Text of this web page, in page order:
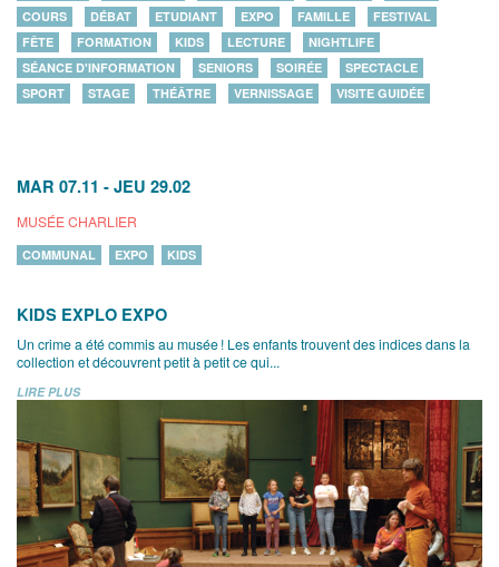
COURS
DÉBAT ETUDIANT EXPO FAMILLE
FESTIVAL
FÊTE
FORMATION KIDS LECTURE
NIGHTLIFE
SÉANCE D'INFORMATION
SENIORS SOIRÉE
SPECTACLE
SPORT
STAGE THÉÂTRE VERNISSAGE VISITE GUIDÉE
MAR 07.11 - JEU 29.02
MUSÉE CHARLIER
COMMUNAL EXPO KIDS
KIDS EXPLO EXPO
Un crime a été commis au musée ! Les enfants trouvent des indices dans la
collection et découvrent petit à petit ce qui...
LIRE PLUS